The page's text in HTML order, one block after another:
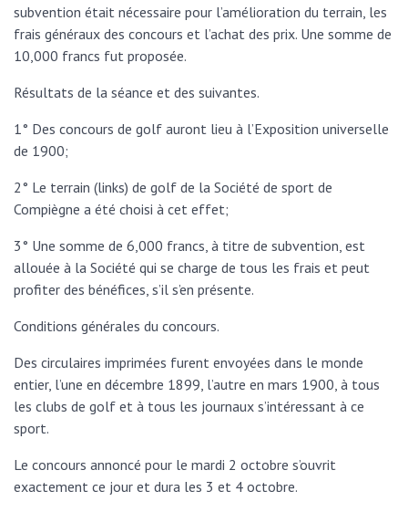
subvention était nécessaire pour l’amélioration du terrain, les
frais généraux des concours et l’achat des prix. Une somme de
10,000 francs fut proposée.
Résultats de la séance et des suivantes.
1° Des concours de golf auront lieu à l’Exposition universelle
de 1900;
2° Le terrain (links) de golf de la Société de sport de
Compiègne a été choisi à cet effet;
3° Une somme de 6,000 francs, à titre de subvention, est
allouée à la Société qui se charge de tous les frais et peut
profiter des bénéfices, s’il s’en présente.
Conditions générales du concours.
Des circulaires imprimées furent envoyées dans le monde
entier, l’une en décembre 1899, l’autre en mars 1900, à tous
les clubs de golf et à tous les journaux s’intéressant à ce
sport.
Le concours annoncé pour le mardi 2 octobre s’ouvrit
exactement ce jour et dura les 3 et 4 octobre.